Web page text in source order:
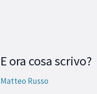
E ora cosa scrivo?
Matteo Russo
E
cosa